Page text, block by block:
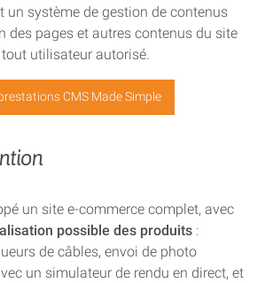
un système de gestion de contenus
des pages et autres contenus du site
utilisateur autorisé.
CMS Made Simple
un site e-commerce complet, avec
possible des produits :
de câbles, envoi de photo
un simulateur de rendu en direct, et